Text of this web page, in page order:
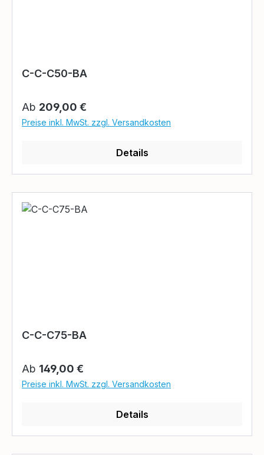
C-C-C50-BA
Regulärer Preis:
Ab 209,00 €
Preise inkl. MwSt. zzgl. Versandkosten
Details
C-C-C75-BA
Regulärer Preis:
Ab 149,00 €
Preise inkl. MwSt. zzgl. Versandkosten
Details